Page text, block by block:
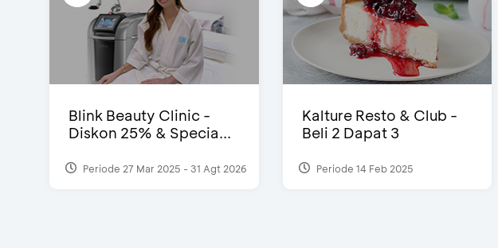
Blink Beauty Clinic -
Diskon 25% & Specia...
Periode 27 Mar 2025 - 31 Agt 2026
Kalture Resto & Club -
Beli 2 Dapat 3
Periode 14 Feb 2025